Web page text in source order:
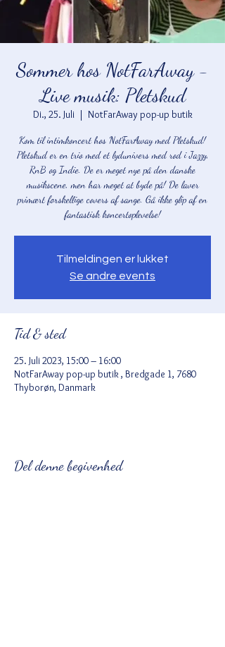
Sommer hos NotFarAway -
Live musik: Pletskud
Di., 25. Juli
  |
NotFarAway pop-up butik
Kom til intimkoncert hos NotFarAway med Pletskud!
Pletskud er en trio med et lydunivers med rod i Jazzy,
RnB og Indie. De er meget nye på den danske
musikscene, men har meget at byde på! De laver
primært forskellige covers af sange. Gå ikke glip af en
fantastisk koncertoplevelse!
Tilmeldingen er lukket
Se andre events
Tid & sted
25. Juli 2023, 15:00 – 16:00
NotFarAway pop-up butik , Bredgade 1, 7680
Thyborøn, Danmark
Del denne begivenhed